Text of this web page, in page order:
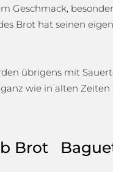
Geschmack,
Brot hat seinen
übrigens mit
wie in alten Zeiten
Brot